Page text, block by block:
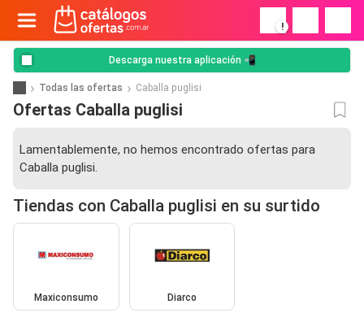
!
Descarga nuestra aplicación 📲
Todas las ofertas Caballa puglisi
Ofertas Caballa puglisi
Lamentablemente, no hemos encontrado ofertas para
Caballa puglisi.
Tiendas con Caballa puglisi en su surtido
Maxiconsumo Diarco